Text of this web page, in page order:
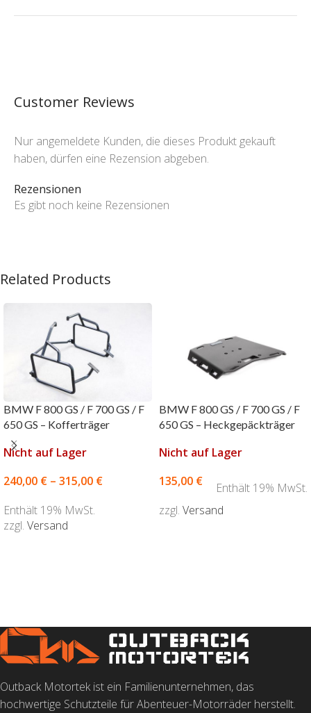
Customer Reviews
Rezensionen
Es gibt noch keine Rezensionen
Nur angemeldete Kunden, die dieses Produkt gekauft
haben, dürfen eine Rezension abgeben.
Related Products
BMW F 800 GS / F 700 GS / F
650 GS – Kofferträger
Nicht auf Lager
240,00 € – 315,00 €
Enthält 19% MwSt.
zzgl. Versand
BMW F 800 GS / F 700 GS / F
650 GS – Heckgepäckträger
Nicht auf Lager
135,00 €
Enthält 19% MwSt.
zzgl. Versand
Outback Motortek ist ein Familienunternehmen, das
hochwertige Schutzteile für Abenteuer-Motorräder herstellt.